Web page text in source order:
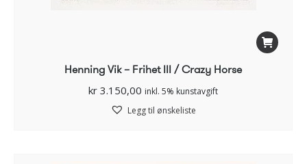
Henning Vik – Frihet III / Crazy Horse
kr 3.150,00 inkl. 5% kunstavgift
Legg til ønskeliste